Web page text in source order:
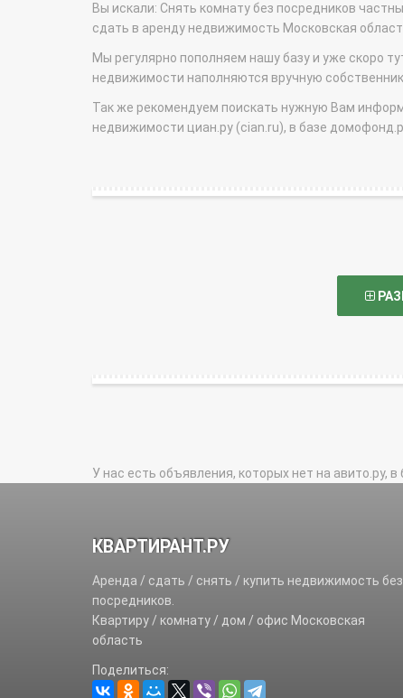
Вы искали: Снять комнату без посредников
сдать в аренду недвижимость Московская
Мы регулярно пополняем нашу базу и уже скоро
недвижимости наполняются вручную
Так же рекомендуем поискать нужную Вам
недвижимости циан.ру (cian.ru), в базе
У нас есть объявления, которых нет на авито.ру,
КВАРТИРАНТ.РУ
Аренда / сдать / снять / купить недвижимость без
посредников.
Квартиру / комнату / дом / офис Московская
область
Поделиться: